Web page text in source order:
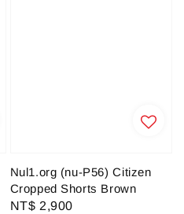
Nul1.org (nu-P56) Citizen
Cropped Shorts Brown
Regular
NT$ 2,900